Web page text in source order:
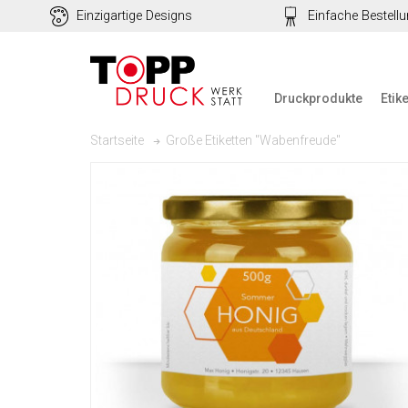
Einzigartige Designs Einfache
Druckprodukte
Startseite Große Etiketten "Wabenfreude"